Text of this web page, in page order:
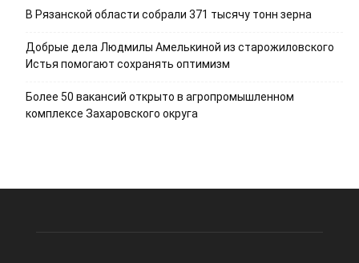
В Рязанской области собрали 371 тысячу тонн зерна
Добрые дела Людмилы Амелькиной из старожиловского
Истья помогают сохранять оптимизм
Более 50 вакансий открыто в агропромышленном
комплексе Захаровского округа